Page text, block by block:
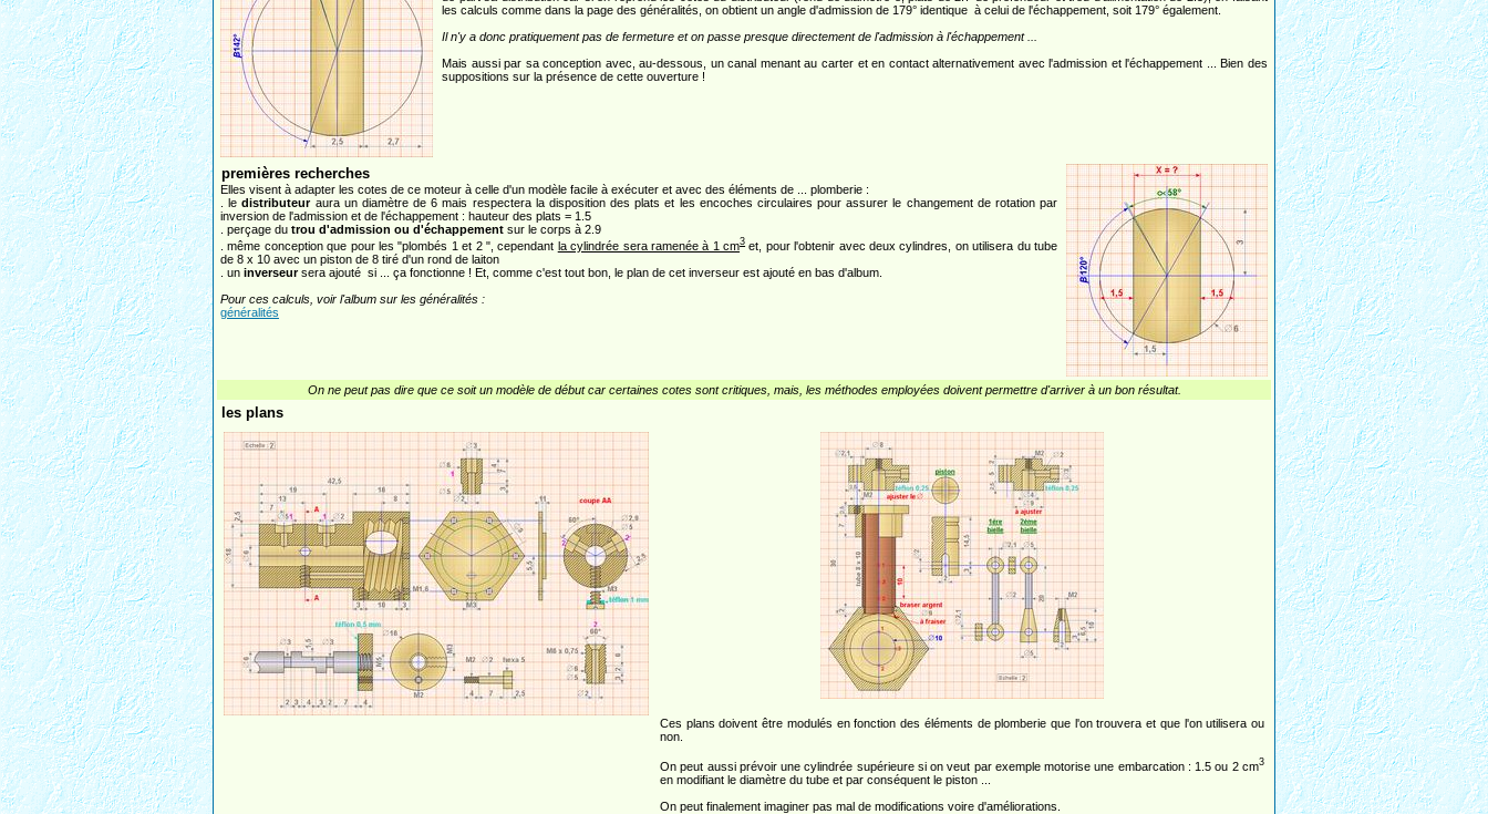
les calculs comme dans la page des généralités, on obtient un angle d'admission de 179° identique à celui de l'échappement, soit 179° également.
Il n'y a donc pratiquement pas de fermeture et on passe presque directement de l'admission à l'échappement ...
Mais aussi par sa conception avec, au-dessous, un canal menant au carter et en contact alternativement avec l'admission et l'échappement ... Bien des
suppositions sur la présence de cette ouverture !
premières recherches
Elles visent à adapter les cotes de ce moteur à celle d'un modèle facile à exécuter et avec des éléments de ... plomberie :
. ledistributeuraura un diamètre de 6 mais respectera la disposition des plats et les encoches circulaires pour assurer le changement de rotation par
inversion de l'admission et de l'échappement : hauteur des plats = 1.5
. perçage du trou d'admission ou d'échappement sur le corps à 2.9
. même conception que pour les "plombés 1 et 2 ", cependant la cylindrée sera ramenée à 1 cm3 et, pour l'obtenir avec deux cylindres, on utilisera du tube
de 8 x 10 avec un piston de 8 tiré d'un rond de laiton
. un inverseursera ajouté si ... ça fonctionne ! Et, comme c'est tout bon, le plan de cet inverseur est ajouté en bas d'album.
Pour ces calculs, voir l'album sur les généralités :
généralités
On ne peut pas dire que ce soit un modèle de début car certaines cotes sont critiques, mais, les méthodes employées doivent permettre d'arriver à un bon résultat.
les plans
Ces plans doivent être modulés en fonction des éléments de plomberie que l'on trouvera et que l'on utilisera ou
non.
On peut aussi prévoir une cylindrée supérieure si on veut par exemple motorise une embarcation : 1.5 ou 2 cm3
en modifiant le diamètre du tube et par conséquent le piston ...
On peut finalement imaginer pas mal de modifications voire d'améliorations.